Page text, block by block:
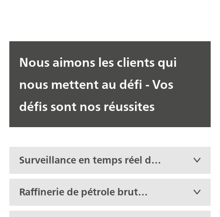
Nous aimons les clients qui
nous mettent au défi - Vos
défis sont nos réussites
Surveillance en temps réel de
l'humidité dans l'oxyde de
propylène
Raffinerie de pétrole brut
dans le désert